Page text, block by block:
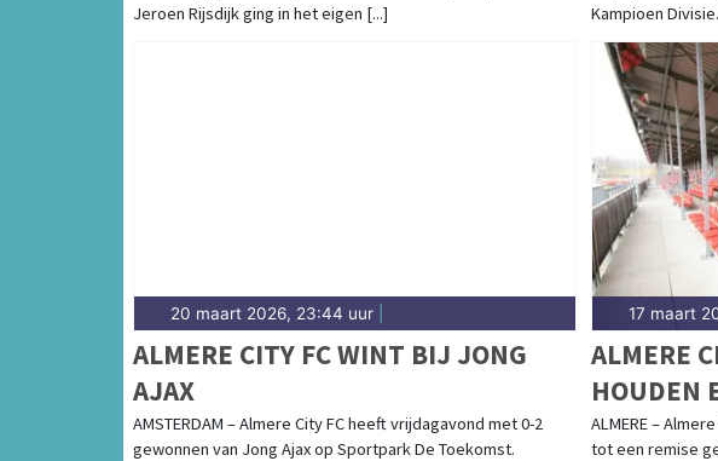
Jeroen Rijsdijk ging in het eigen [...]
Kampioen
20 maart 2026, 23:44 uur
ALMERE CITY FC WINT BIJ JONG
AJAX
AMSTERDAM – Almere City FC heeft vrijdagavond met 0-2
gewonnen van Jong Ajax op Sportpark De Toekomst.
17 maart
ALMERE
HOUDEN
ALMERE –
tot een remise